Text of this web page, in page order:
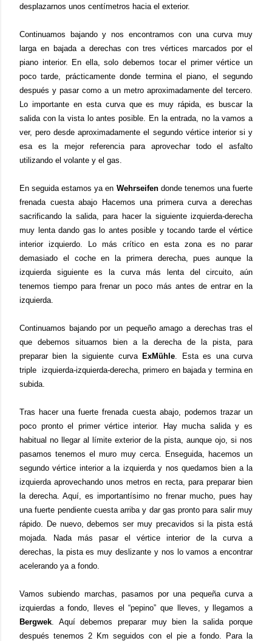
desplazarnos unos centímetros hacia el exterior.
Continuamos bajando y nos encontramos con una curva muy
larga en bajada a derechas con tres vértices marcados por el
piano interior. En ella, solo debemos tocar el primer vértice un
poco tarde, prácticamente donde termina el piano, el segundo
después y pasar como a un metro aproximadamente del tercero.
Lo importante en esta curva que es muy rápida, es buscar la
salida con la vista lo antes posible. En la entrada, no la vamos a
ver, pero desde aproximadamente el segundo vértice interior si y
esa es la mejor referencia para aprovechar todo el asfalto
utilizando el volante y el gas.
En seguida estamos ya en Wehrseifendonde tenemos una fuerte
frenada cuesta abajo Hacemos una primera curva a derechas
sacrificando la salida, para hacer la siguiente izquierda-derecha
muy lenta dando gas lo antes posible y tocando tarde el vértice
interior izquierdo. Lo más crítico en esta zona es no parar
demasiado el coche en la primera derecha, pues aunque la
izquierda siguiente es la curva más lenta del circuito, aún
tenemos tiempo para frenar un poco más antes de entrar en la
izquierda.
Continuamos bajando por un pequeño amago a derechas tras el
que debemos situarnos bien a la derecha de la pista, para
preparar bien la siguiente curvaExMühle . Esta es una curva
triple izquierda-izquierda-derecha, primero en bajada y termina en
subida.
Tras hacer una fuerte frenada cuesta abajo, podemos trazar un
poco pronto el primer vértice interior. Hay mucha salida y es
habitual no llegar al límite exterior de la pista, aunque ojo, si nos
pasamos tenemos el muro muy cerca. Enseguida, hacemos un
segundo vértice interior a la izquierda y nos quedamos bien a la
izquierda aprovechando unos metros en recta, para preparar bien
la derecha. Aquí, es importantísimo no frenar mucho, pues hay
una fuerte pendiente cuesta arriba y dar gas pronto para salir muy
rápido. De nuevo, debemos ser muy precavidos si la pista está
mojada. Nada más pasar el vértice interior de la curva a
derechas, la pista es muy deslizante y nos lo vamos a encontrar
acelerando ya a fondo.
Vamos subiendo marchas, pasamos por una pequeña curva a
izquierdas a fondo, lleves el “pepino” que lleves, y llegamos a
Bergwek . Aquí debemos preparar muy bien la salida porque
después tenemos 2 Km seguidos con el pie a fondo. Para la